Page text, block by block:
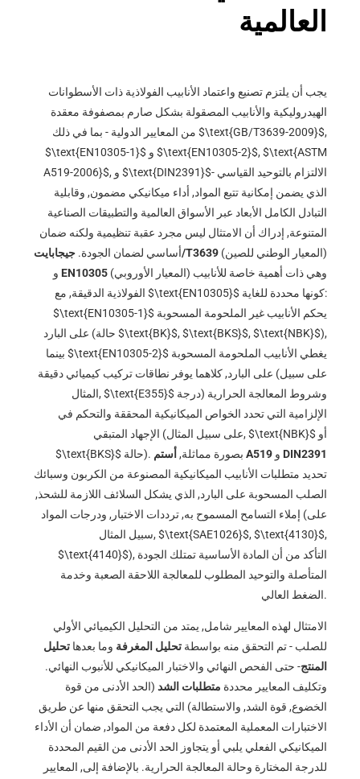
العالمية
يجب أن يلتزم تصنيع واعتماد الأنابيب الفولاذية ذات الأسطوانات
الهيدروليكية والأنابيب المصقولة بشكل صارم بمصفوفة معقدة
$\text{GB/T3639-2009}$,
$\text{EN10305-1}$
$\text{EN10305-2}$, $\text{ASTM
A519-2006}$
$\text{DIN2391}$- الالتزام بالتوحيد القياسي
الذي يضمن إمكانية تتبع المواد, أداء ميكانيكي مضمون, وقابلية
التبادل الكامل الأبعاد عبر الأسواق العالمية والتطبيقات الصناعية
المتنوعة, إدراك أن الامتثال ليس مجرد عقبة تنظيمية ولكنه ضمان
أساسي لضمان الجودة.جيجابايت/T3639(المعيار الوطني للصين)
EN10305(المعيار الأوروبي) وهي ذات أهمية خاصة للأنابيب
$\text{EN10305}$
كونها محددة للغاية:
$\text{EN10305-1}$
$\text{BK}$, $\text{BKS}$, $\text{NBK}$),
$\text{EN10305-2}$
على البارد, كلاهما يوفر نطاقات تركيب كيميائي دقيقة (على سبيل
المثال, $\text{E355}$
الإلزامية التي تحدد الخواص الميكانيكية المحققة والتحكم في
الإجهاد المتبقي (على سبيل المثال, $\text{NBK}$ أو
$\text{BKS}$
حالة). بصورة مماثلة, أستم A519
DIN2391
تحديد متطلبات الأنابيب الميكانيكية المصنوعة من الكربون وسبائك
الصلب المسحوبة على البارد, الذي يشكل السلائف اللازمة للشحذ,
إملاء التسامح المسموح به, ترددات الاختبار, ودرجات المواد (على
سبيل المثال, $\text{SAE1026}$, $\text{4130}$,
$\text{4140}$), التأكد من أن المادة الأساسية تمتلك الجودة
المتأصلة والتوحيد المطلوب للمعالجة اللاحقة الصعبة وخدمة
الضغط العالي.
الامتثال لهذه المعايير شامل, يمتد من التحليل الكيميائي الأولي
للصلب - تم التحقق منه بواسطةتحليل المغرفة وما بعدهاتحليل
المنتج- حتى الفحص النهائي والاختبار الميكانيكي للأنبوب النهائي.
وتكليف المعايير محددة متطلبات الشد (الحد الأدنى من قوة
الخضوع, قوة الشد, والاستطالة) التي يجب التحقق منها عن طريق
الاختبارات المعملية المعتمدة لكل دفعة من المواد, ضمان أن الأداء
الميكانيكي الفعلي يلبي أو يتجاوز الحد الأدنى من القيم المحددة
للدرجة المختارة وحالة المعالجة الحرارية. بالإضافة إلى, المعايير